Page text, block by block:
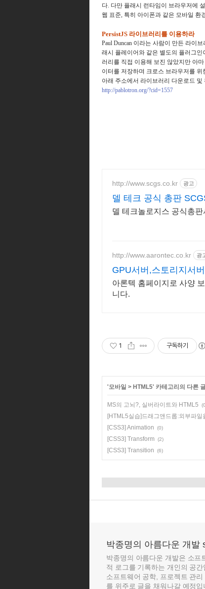
다. 다만 플래시 런타임이 브라우저에
웹 표준, 특히 아이폰과 같은 모바일 환
PersistJS 라이브러리를 이용하라
Paul Duncan 이라는 사람이 만든 라이
래시 플레이어와 같은 별도의 플러그
러리를 직접 이용해 보진 않았지만 아마
이터를 저장하며 크로스 브라우저를
아래 주소에서 라이브러리 다운로드 및
http://pablotron.org/?cid=1557
http://www.scgs.co.kr 광고
델 테크 공식 총판
델 테크놀로지스 공식총
http://www.aarontec.co.kr 광
GPU서버,스토리지서
아론텍 홈페이지로 사양
니다.
1 구독하기
'모바일 > HTML5' 카테고리의 다른
MS의 고뇌?, 실버라이트와 HTML5
[HTML5실습]드래그앤드롭:외부파일
[CSS3] Animation (0)
[CSS3] Transform (2)
[CSS3] Transition (6)
박종명의 아름다운 개발
박종명의 아름다운 개발은 소프
적 로그를 기록하는 개인의 공
소프트웨어 공학, 프로젝트 관
를 위주로 글을 채워나갈 예정